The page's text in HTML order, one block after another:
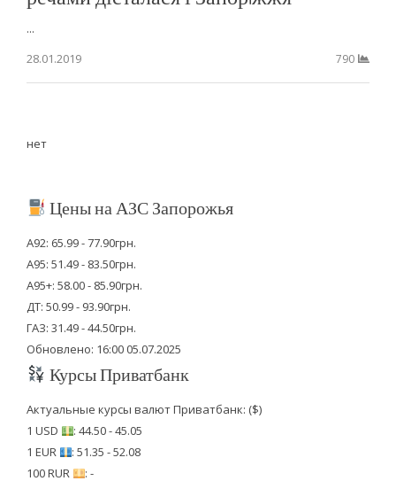
...
28.01.2019
790
нет
Цены на АЗС Запорожья
А92: 65.99 - 77.90грн.
А95: 51.49 - 83.50грн.
А95+: 58.00 - 85.90грн.
ДТ: 50.99 - 93.90грн.
ГАЗ: 31.49 - 44.50грн.
Обновлено: 16:00 05.07.2025
Курсы Приватбанк
Актуальные курсы валют Приватбанк: ($)
1 USD
: 44.50 - 45.05
1 EUR
: 51.35 - 52.08
100 RUR
: -